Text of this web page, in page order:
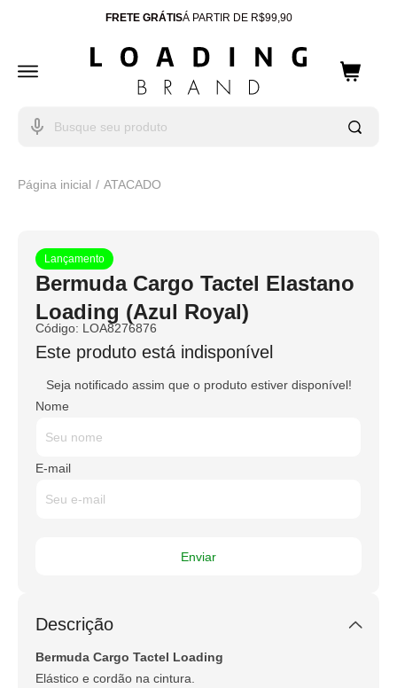
FRETE GRÁTISÁ PARTIR DE R$99,90
ENTREGA PARA TODO BRASIL
10% OFFCUPOM: WELCOME
Página inicial ATACADO
Lançamento
Bermuda Cargo Tactel Elastano
Loading (Azul Royal)
Código: LOA8276876
Este produto está indisponível
Seja notificado assim que o produto estiver disponível!
Nome
E-mail
Descrição
Bermuda Cargo Tactel Loading
Elástico e cordão na cintura.